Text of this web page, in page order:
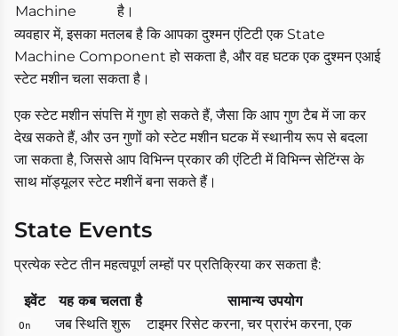
Machine
है।
व्यवहार में, इसका मतलब है कि आपका दुश्मन एंटिटी एक State
Machine Component हो सकता है, और वह घटक एक दुश्मन एआई
स्टेट मशीन चला सकता है।
एक स्टेट मशीन संपत्ति में गुण हो सकते हैं, जैसा कि आप गुण टैब में जा कर
देख सकते हैं, और उन गुणों को स्टेट मशीन घटक में स्थानीय रूप से बदला
जा सकता है, जिससे आप विभिन्न प्रकार की एंटिटी में विभिन्न सेटिंग्स के
साथ मॉड्यूलर स्टेट मशीनें बना सकते हैं।
State Events
प्रत्येक स्टेट तीन महत्वपूर्ण लम्हों पर प्रतिक्रिया कर सकता है:
इवेंट यह कब चलता है सामान्य उपयोग
On
जब स्थिति शुरू
टाइमर रिसेट करना, चर प्रारंभ करना, एक